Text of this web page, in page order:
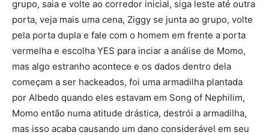
grupo, saia e volte ao corredor inicial, siga leste até outra
porta, veja mais uma cena, Ziggy se junta ao grupo, volte
pela porta dupla e fale com o homem em frente a porta
vermelha e escolha YES para inciar a análise de Momo,
mas algo estranho acontece e os dados dentro dela
começam a ser hackeados, foi uma armadilha plantada
por Albedo quando eles estavam em Song of Nephilim,
Momo então numa atitude drástica, destrói a armadilha,
mas isso acaba causando um dano considerável em seu